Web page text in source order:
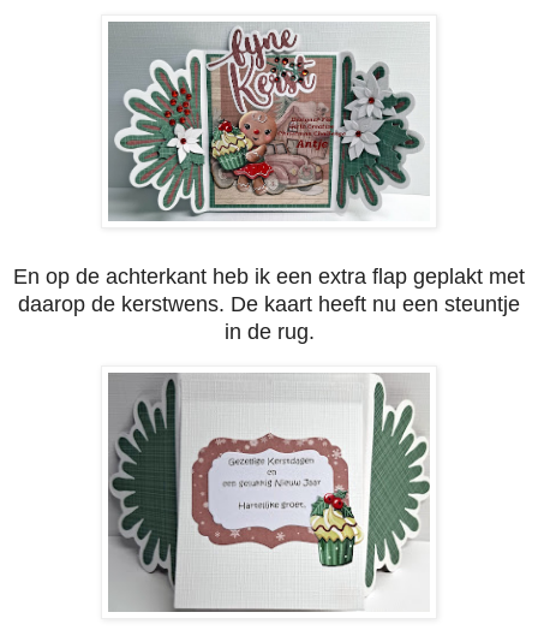
En op de achterkant heb ik een extra flap geplakt met
daarop de kerstwens. De kaart heeft nu een steuntje
in de rug.